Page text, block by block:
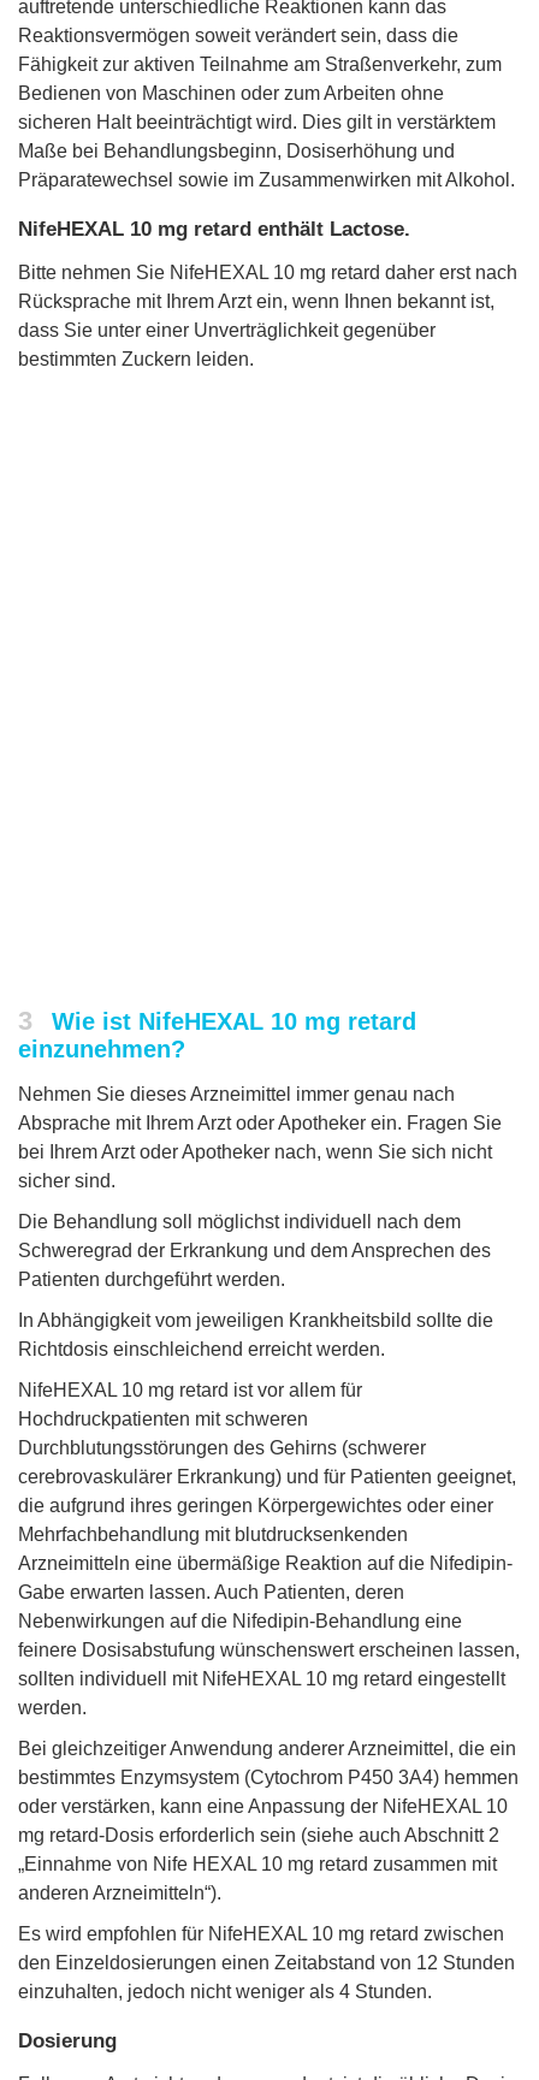
auftretende unterschiedliche Reaktionen kann das
Reaktionsvermögen soweit verändert sein, dass die
Fähigkeit zur aktiven Teilnahme am Straßenverkehr, zum
Bedienen von Maschinen oder zum Arbeiten ohne
sicheren Halt beeinträchtigt wird. Dies gilt in verstärktem
Maße bei Behandlungsbeginn, Dosiserhöhung und
Präparatewechsel sowie im Zusammenwirken mit Alkohol.
NifeHEXAL 10 mg retard enthält Lactose.
Bitte nehmen Sie NifeHEXAL 10 mg retard daher erst nach
Rücksprache mit Ihrem Arzt ein, wenn Ihnen bekannt ist,
dass Sie unter einer Unverträglichkeit gegenüber
bestimmten Zuckern leiden.
3
Wie ist NifeHEXAL 10 mg retard
einzunehmen?
Nehmen Sie dieses Arzneimittel immer genau nach
Absprache mit Ihrem Arzt oder Apotheker ein. Fragen Sie
bei Ihrem Arzt oder Apotheker nach, wenn Sie sich nicht
sicher sind.
Die Behandlung soll möglichst individuell nach dem
Schweregrad der Erkrankung und dem Ansprechen des
Patienten durchgeführt werden.
In Abhängigkeit vom jeweiligen Krankheitsbild sollte die
Richtdosis einschleichend erreicht werden.
NifeHEXAL 10 mg retard ist vor allem für
Hochdruckpatienten mit schweren
Durchblutungsstörungen des Gehirns (schwerer
cerebrovaskulärer Erkrankung) und für Patienten geeignet,
die aufgrund ihres geringen Körpergewichtes oder einer
Mehrfachbehandlung mit blutdrucksenkenden
Arzneimitteln eine übermäßige Reaktion auf die Nifedipin-
Gabe erwarten lassen. Auch Patienten, deren
Nebenwirkungen auf die Nifedipin-Behandlung eine
feinere Dosisabstufung wünschenswert erscheinen lassen,
sollten individuell mit NifeHEXAL 10 mg retard eingestellt
werden.
Bei gleichzeitiger Anwendung anderer Arzneimittel, die ein
bestimmtes Enzymsystem (Cytochrom P450 3A4) hemmen
oder verstärken, kann eine Anpassung der NifeHEXAL 10
mg retard-Dosis erforderlich sein (siehe auch Abschnitt 2
„Einnahme von Nife HEXAL 10 mg retard zusammen mit
anderen Arzneimitteln“).
Es wird empfohlen für NifeHEXAL 10 mg retard zwischen
den Einzeldosierungen einen Zeitabstand von 12 Stunden
einzuhalten, jedoch nicht weniger als 4 Stunden.
Dosierung